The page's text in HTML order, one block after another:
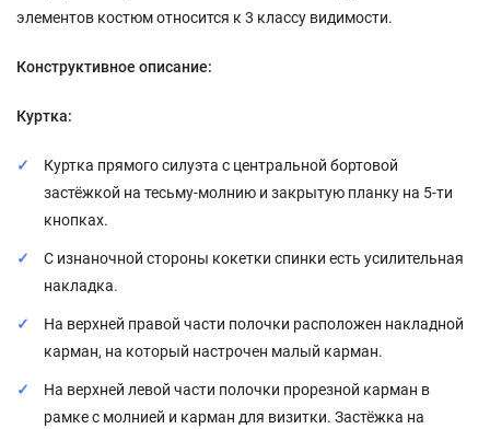
элементов костюм относится к 3 классу видимости.
Конструктивное описание:
Куртка:
Куртка прямого силуэта с центральной бортовой
застёжкой на тесьму-молнию и закрытую планку на 5-ти
кнопках.
С изнаночной стороны кокетки спинки есть усилительная
накладка.
На верхней правой части полочки расположен накладной
карман, на который настрочен малый карман.
На верхней левой части полочки прорезной карман в
рамке с молнией и карман для визитки. Застёжка на